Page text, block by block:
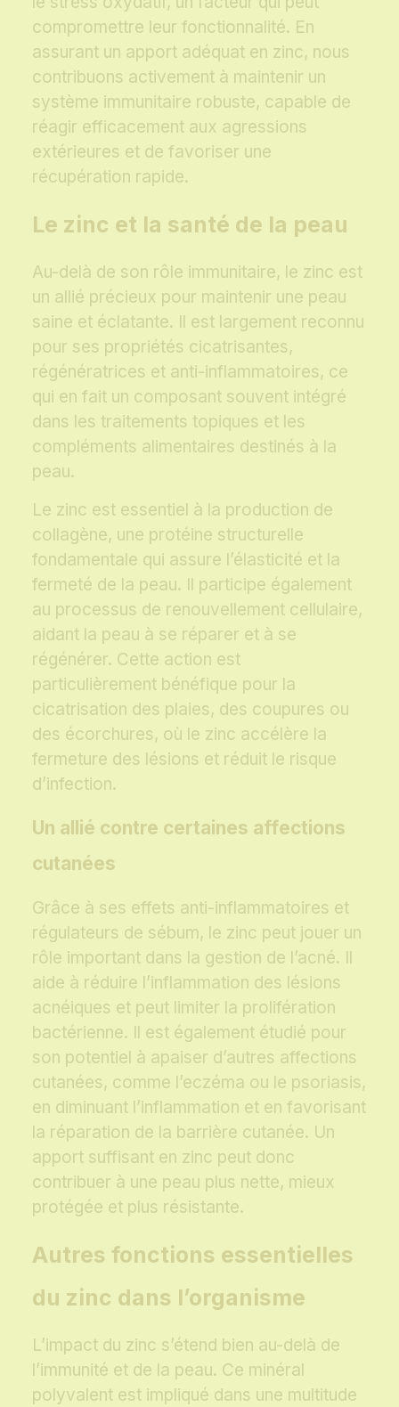
compromettre leur fonctionnalité. En
assurant un apport adéquat en zinc, nous
contribuons activement à maintenir un
système immunitaire robuste, capable de
réagir efficacement aux agressions
extérieures et de favoriser une
récupération rapide.
Le zinc et la santé de la peau
Au-delà de son rôle immunitaire, le zinc est
un allié précieux pour maintenir une peau
saine et éclatante. Il est largement reconnu
pour ses propriétés cicatrisantes,
régénératrices et anti-inflammatoires, ce
qui en fait un composant souvent intégré
dans les traitements topiques et les
compléments alimentaires destinés à la
peau.
Le zinc est essentiel à la production de
collagène, une protéine structurelle
fondamentale qui assure l’élasticité et la
fermeté de la peau. Il participe également
au processus de renouvellement cellulaire,
aidant la peau à se réparer et à se
régénérer. Cette action est
particulièrement bénéfique pour la
cicatrisation des plaies, des coupures ou
des écorchures, où le zinc accélère la
fermeture des lésions et réduit le risque
d’infection.
Un allié contre certaines affections
cutanées
Grâce à ses effets anti-inflammatoires et
régulateurs de sébum, le zinc peut jouer un
rôle important dans la gestion de l’acné. Il
aide à réduire l’inflammation des lésions
acnéiques et peut limiter la prolifération
bactérienne. Il est également étudié pour
son potentiel à apaiser d’autres affections
cutanées, comme l’eczéma ou le psoriasis,
en diminuant l’inflammation et en favorisant
la réparation de la barrière cutanée. Un
apport suffisant en zinc peut donc
contribuer à une peau plus nette, mieux
protégée et plus résistante.
Autres fonctions essentielles
du zinc dans l’organisme
L’impact du zinc s’étend bien au-delà de
l’immunité et de la peau. Ce minéral
polyvalent est impliqué dans une multitude